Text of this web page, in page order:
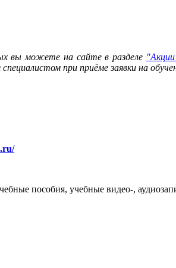
вы можете на сайте в разделе
при приёме заявки на
пособия, учебные видео-,